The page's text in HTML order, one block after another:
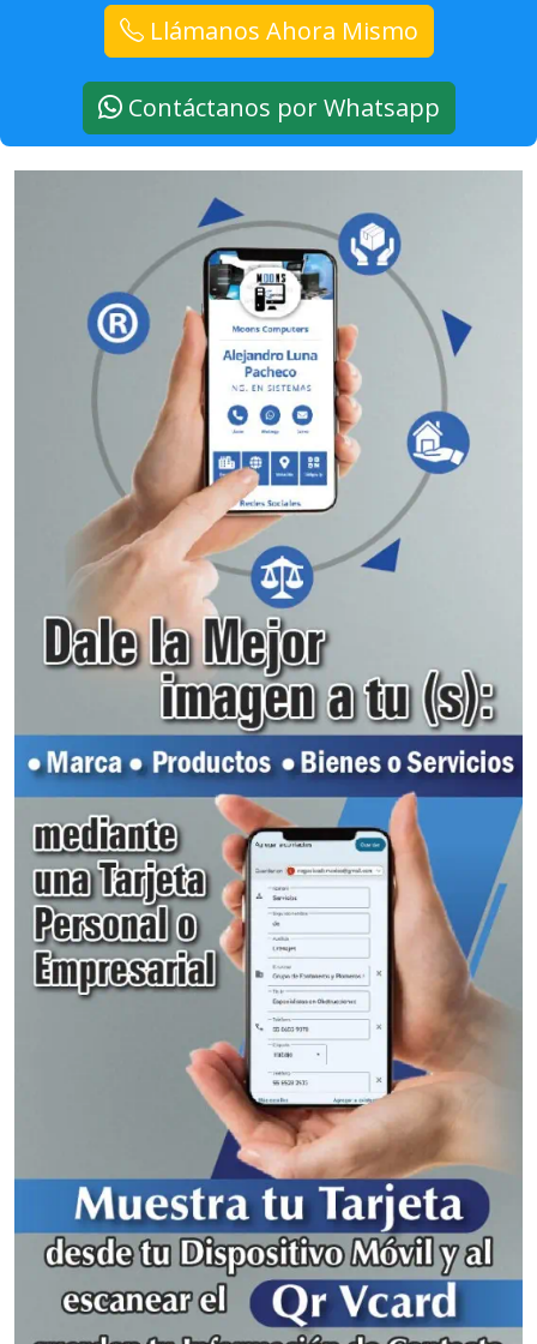
Llámanos Ahora Mismo
Contáctanos por Whatsapp